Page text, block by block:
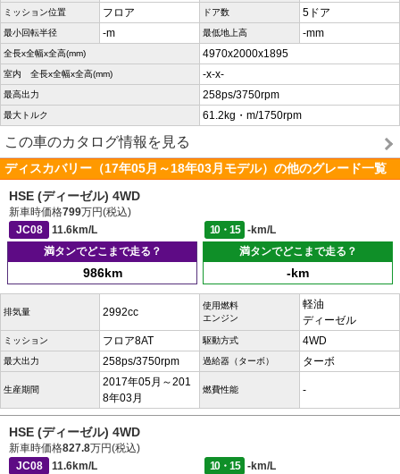
ミッション位置 フロア ドア数 5ドア
最小回転半径 -m 最低地上高 -mm
全長x全幅x全高(mm) 4970x2000x1895
室内 全長x全幅x全高(mm) -x-x-
最高出力 258ps/3750rpm
最大トルク 61.2kg・m/1750rpm
この車のカタログ情報を見る
ディスカバリー（17年05月～18年03月モデル）の他のグレード一覧
HSE (ディーゼル) 4WD
新車時価格799万円(税込)
JC08
11.6km/L 10・15
-km/L
満タンでどこまで走る？
986km
満タンでどこまで走る？
-km
排気量 2992cc
使用燃料
エンジン
軽油
ディーゼル
ミッション フロア8AT 駆動方式 4WD
最大出力 258ps/3750rpm 過給器（ターボ） ターボ
生産期間
2017年05月～201
8年03月
燃費性能 -
HSE (ディーゼル) 4WD
新車時価格827.8万円(税込)
JC08
11.6km/L 10・15
-km/L